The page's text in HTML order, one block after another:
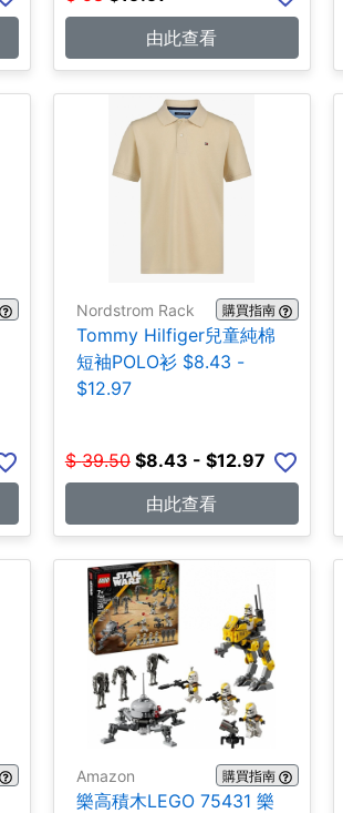
由此查看
Nordstrom Rack 購買指南
Tommy Hilfiger兒童純棉
短袖POLO衫 $8.43 -
$12.97
$ 39.50 $8.43 - $12.97
由此查看
Amazon 購買指南
樂高積木LEGO 75431 樂